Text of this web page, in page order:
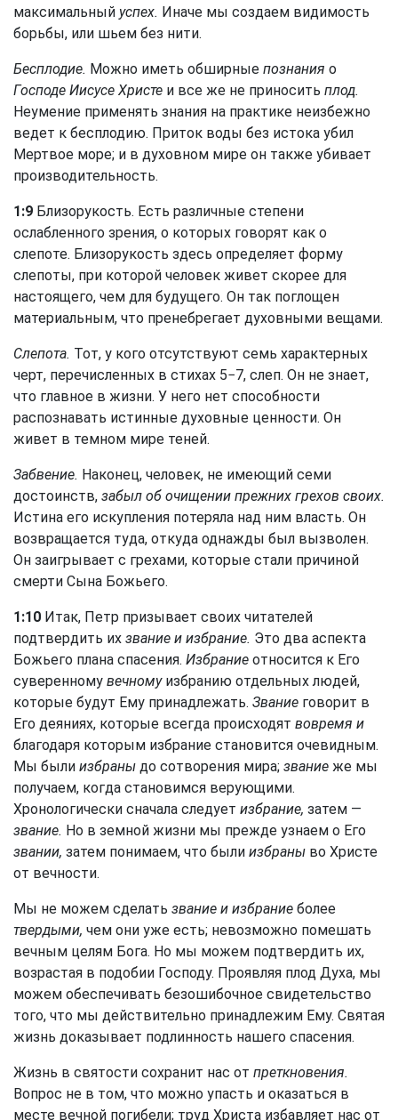
максимальный успех. Иначе мы создаем видимость
борьбы, или шьем без нити.
Бесплодие. Можно иметь обширные познания о
Господе Иисусе Христе и все же не приносить плод.
Неумение применять знания на практике неизбежно
ведет к бесплодию. Приток воды без истока убил
Мертвое море; и в духовном мире он также убивает
производительность.
1:9 Близорукость. Есть различные степени
ослабленного зрения, о которых говорят как о
слепоте. Близорукость здесь определяет форму
слепоты, при которой человек живет скорее для
настоящего, чем для будущего. Он так поглощен
материальным, что пренебрегает духовными вещами.
Слепота. Тот, у кого отсутствуют семь характерных
черт, перечисленных в стихах 5−7, слеп. Он не знает,
что главное в жизни. У него нет способности
распознавать истинные духовные ценности. Он
живет в темном мире теней.
Забвение. Наконец, человек, не имеющий семи
достоинств, забыл об очищении прежних грехов своих.
Истина его искупления потеряла над ним власть. Он
возвращается туда, откуда однажды был вызволен.
Он заигрывает с грехами, которые стали причиной
смерти Сына Божьего.
1:10 Итак, Петр призывает своих читателей
подтвердить их звание и избрание. Это два аспекта
Божьего плана спасения. Избрание относится к Его
суверенному вечномуизбранию отдельных людей,
которые будут Ему принадлежать. Звание говорит в
Его деяниях, которые всегда происходят вовремя и
благодаря которым избрание становится очевидным.
Мы были избраны до сотворения мира; звание же мы
получаем, когда становимся верующими.
Хронологически сначала следует избрание, затем —
звание. Но в земной жизни мы прежде узнаем о Его
звании, затем понимаем, что были избраны во Христе
от вечности.
Мы не можем сделать звание и избрание более
твердыми, чем они уже есть; невозможно помешать
вечным целям Бога. Но мы можем подтвердить их,
возрастая в подобии Господу. Проявляя плод Духа, мы
можем обеспечивать безошибочное свидетельство
того, что мы действительно принадлежим Ему. Святая
жизнь доказывает подлинность нашего спасения.
Жизнь в святости сохранит нас от преткновения.
Вопрос не в том, что можно упасть и оказаться в
месте вечной погибели; труд Христа избавляет нас от